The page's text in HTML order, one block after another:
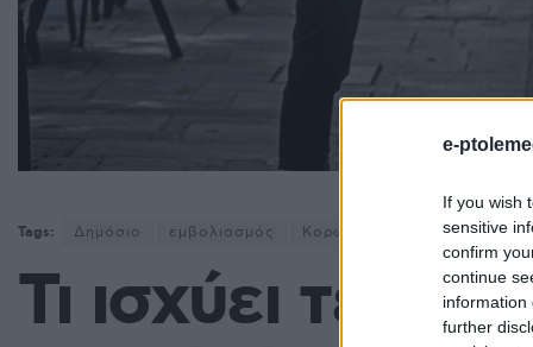
e-
If you wish
sensitive
confirm
continue
information
further
Tags: Δημόσιο εμβολιασμός Κορωνοϊός
Τι ισχύει